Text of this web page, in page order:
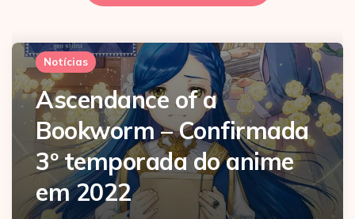
Notícias
Ascendance of a
Bookworm – Confirmada
3º temporada do anime
em 2022